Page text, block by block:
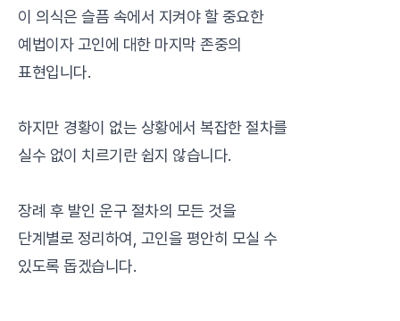
이 의식은 슬픔 속에서 지켜야 할 중요한
예법이자 고인에 대한 마지막 존중의
표현입니다.
하지만 경황이 없는 상황에서 복잡한 절차를
실수 없이 치르기란 쉽지 않습니다.
장례 후 발인 운구 절차의 모든 것을
단계별로 정리하여, 고인을 평안히 모실 수
있도록 돕겠습니다.